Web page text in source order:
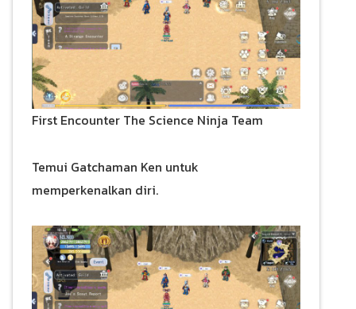
First Encounter The Science Ninja Team
Temui Gatchaman Ken untuk
memperkenalkan diri.